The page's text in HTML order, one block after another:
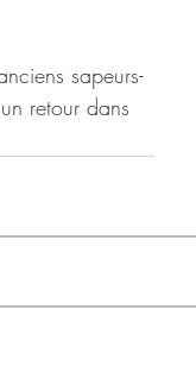
sapeurs-
retour dans